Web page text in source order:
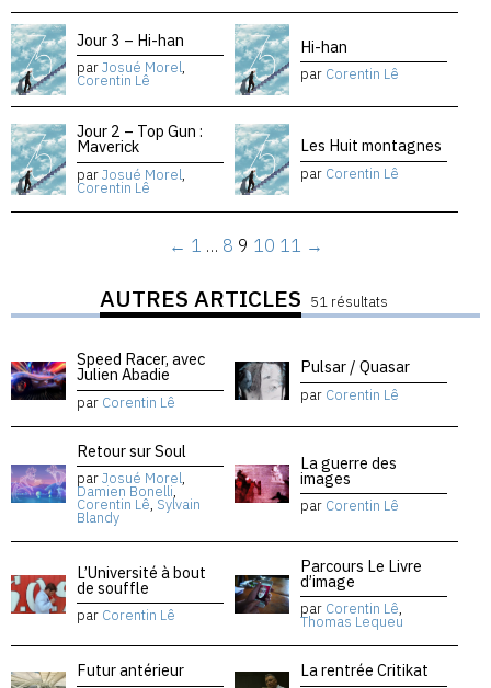
Jour 3 – Hi-han
parJosué Morel,
Corentin Lê
Hi-han
par Corentin Lê
Jour 2 – Top Gun :
Maverick
parJosué Morel,
Corentin Lê
Les Huit montagnes
par Corentin Lê
← 1 … 8 9 10 11 →
AUTRES ARTICLES 51 résultats
Speed Racer, avec
Julien Abadie
par Corentin Lê
Pulsar / Quasar
par Corentin Lê
Retour sur Soul
parJosué Morel,
Damien Bonelli,
Corentin Lê, Sylvain
Blandy
La guerre des
images
par Corentin Lê
L’Université à bout
de souffle
par Corentin Lê
Parcours Le Livre
d’image
par Corentin Lê,
Thomas Lequeu
Futur antérieur La rentrée Critikat